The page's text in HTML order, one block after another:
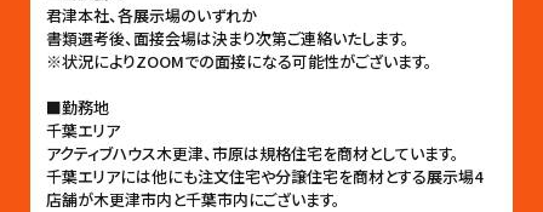
君津本社、各展示場のいずれか
書類選考後、面接会場は決まり次第ご連絡いたします。
※状況によりZOOMでの面接になる可能性がございます。
■勤務地
千葉エリア
アクティブハウス木更津、市原は規格住宅を商材としています。
千葉エリアには他にも注文住宅や分譲住宅を商材とする展示場4
店舗が木更津市内と千葉市内にございます。